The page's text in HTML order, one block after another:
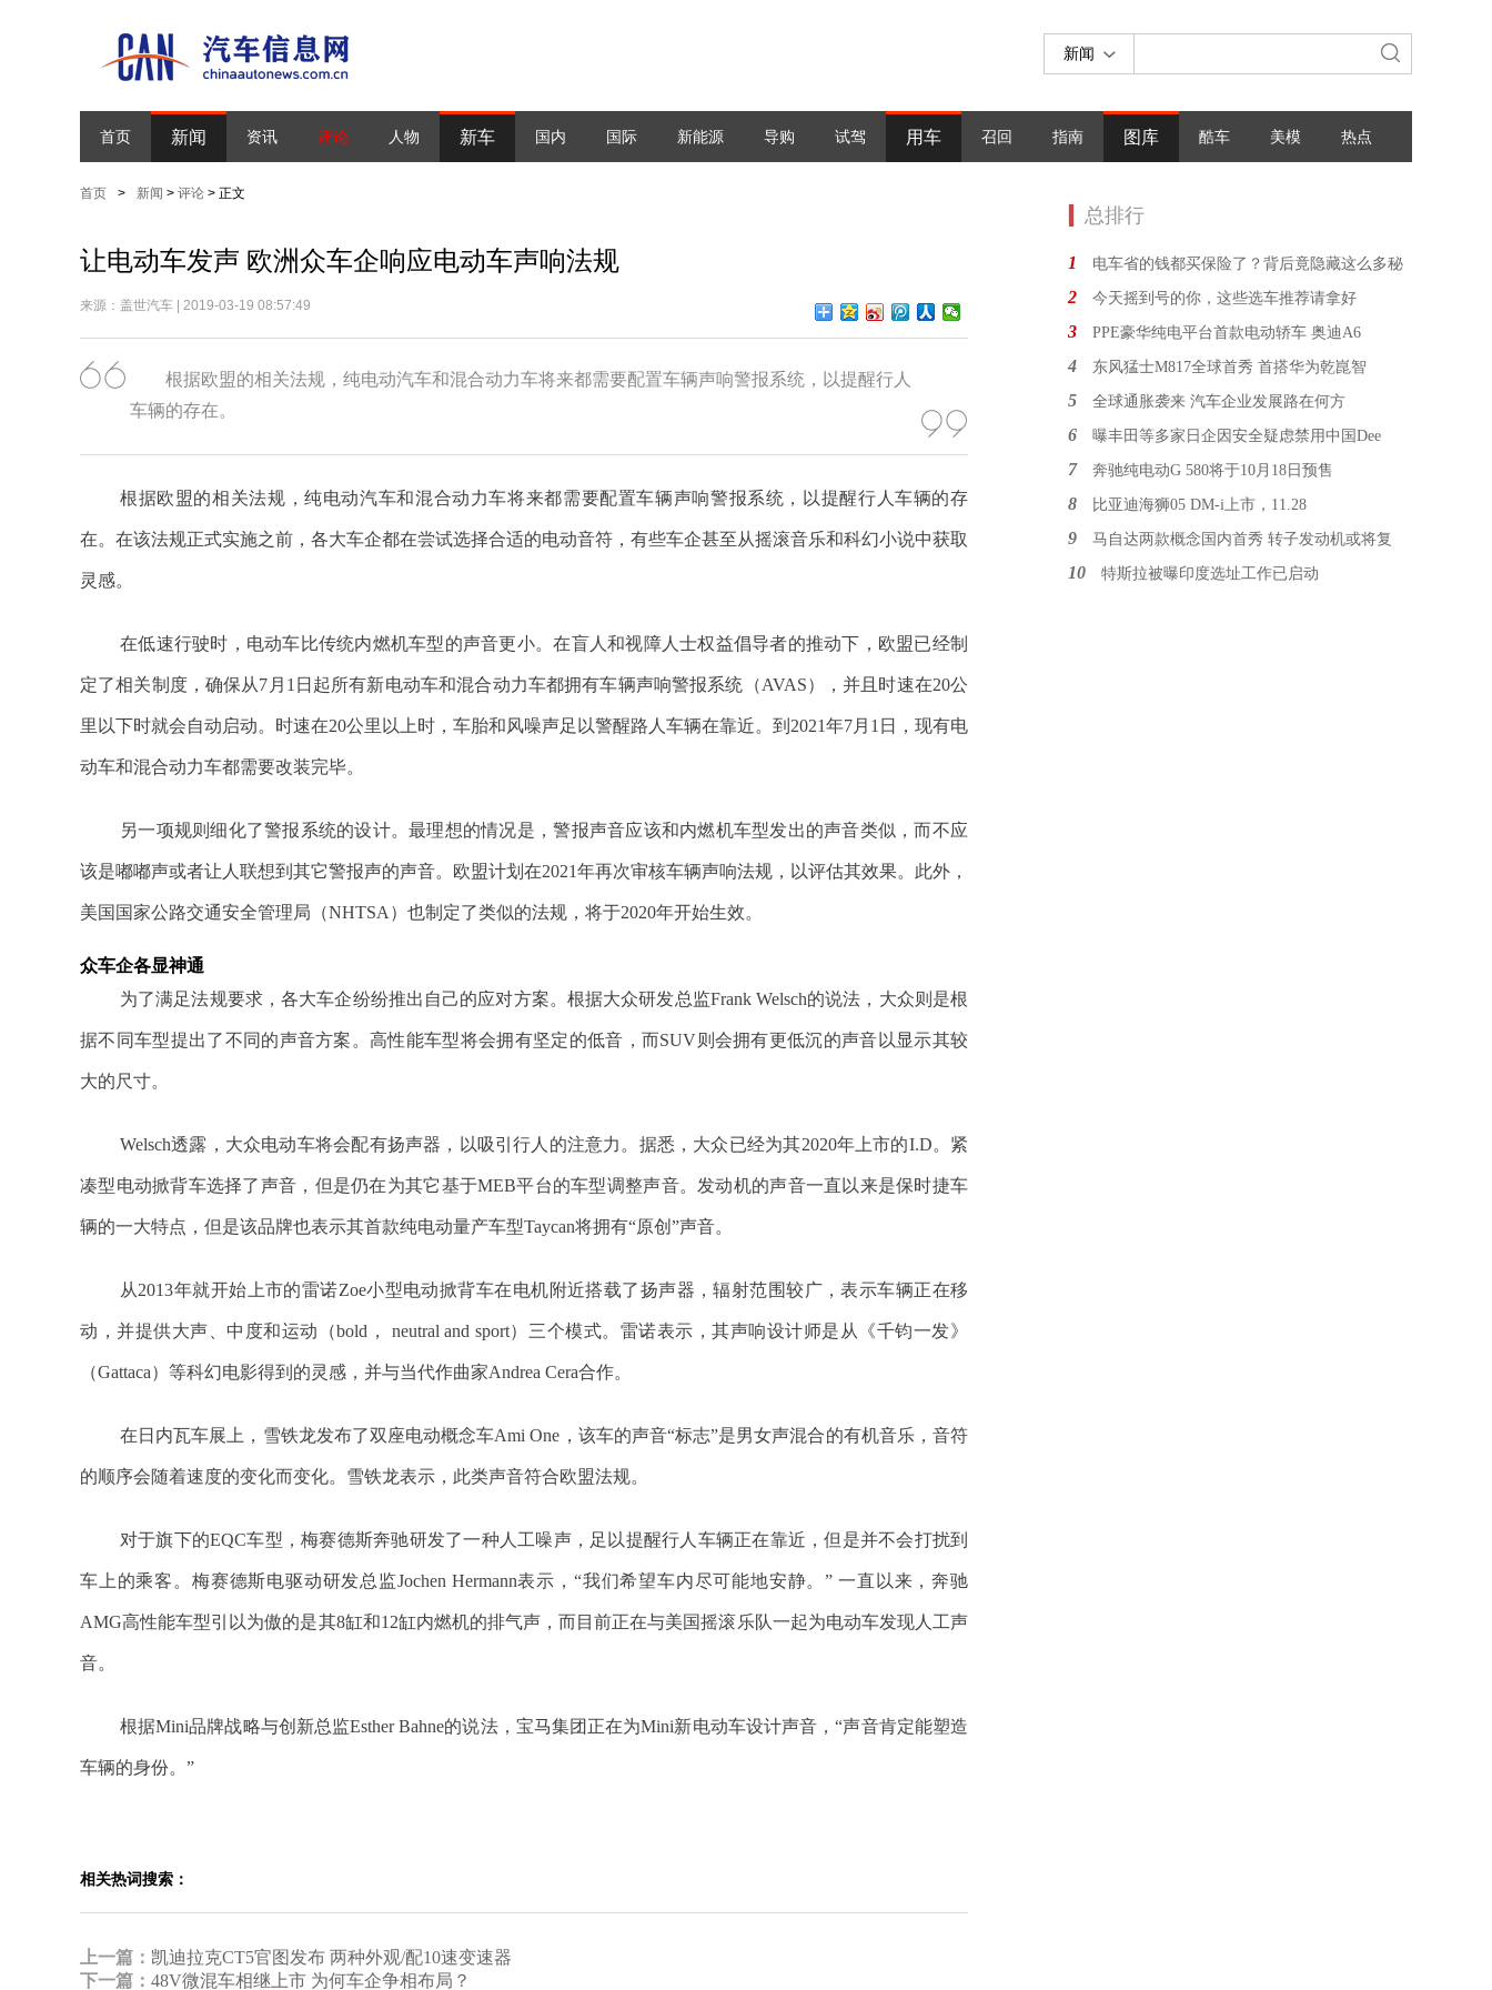
新闻
首页 新闻 资讯 评论 人物 新车 国内 国际 新能源 导购 试驾 用车 召回 指南 图库 酷车 美模 热点
首页 > 新闻 > 评论 > 正文
让电动车发声 欧洲众车企响应电动车声响法规
来源：盖世汽车 | 2019-03-19 08:57:49
根据欧盟的相关法规，纯电动汽车和混合动力车将来都需要配置车辆声响警报系统，以提醒行人
车辆的存在。
根据欧盟的相关法规，纯电动汽车和混合动力车将来都需要配置车辆声响警报系统，以提醒行人车辆的存
在。在该法规正式实施之前，各大车企都在尝试选择合适的电动音符，有些车企甚至从摇滚音乐和科幻小说中获取
灵感。
在低速行驶时，电动车比传统内燃机车型的声音更小。在盲人和视障人士权益倡导者的推动下，欧盟已经制
定了相关制度，确保从7月1日起所有新电动车和混合动力车都拥有车辆声响警报系统（AVAS），并且时速在20公
里以下时就会自动启动。时速在20公里以上时，车胎和风噪声足以警醒路人车辆在靠近。到2021年7月1日，现有电
动车和混合动力车都需要改装完毕。
另一项规则细化了警报系统的设计。最理想的情况是，警报声音应该和内燃机车型发出的声音类似，而不应
该是嘟嘟声或者让人联想到其它警报声的声音。欧盟计划在2021年再次审核车辆声响法规，以评估其效果。此外，
美国国家公路交通安全管理局（NHTSA）也制定了类似的法规，将于2020年开始生效。
众车企各显神通
为了满足法规要求，各大车企纷纷推出自己的应对方案。根据大众研发总监Frank Welsch的说法，大众则是根
据不同车型提出了不同的声音方案。高性能车型将会拥有坚定的低音，而SUV则会拥有更低沉的声音以显示其较
大的尺寸。
Welsch透露，大众电动车将会配有扬声器，以吸引行人的注意力。据悉，大众已经为其2020年上市的I.D。紧
凑型电动掀背车选择了声音，但是仍在为其它基于MEB平台的车型调整声音。发动机的声音一直以来是保时捷车
辆的一大特点，但是该品牌也表示其首款纯电动量产车型Taycan将拥有“原创”声音。
从2013年就开始上市的雷诺Zoe小型电动掀背车在电机附近搭载了扬声器，辐射范围较广，表示车辆正在移
动，并提供大声、中度和运动（bold， neutral and sport）三个模式。雷诺表示，其声响设计师是从《千钧一发》
（Gattaca）等科幻电影得到的灵感，并与当代作曲家Andrea Cera合作。
在日内瓦车展上，雪铁龙发布了双座电动概念车Ami One，该车的声音“标志”是男女声混合的有机音乐，音符
的顺序会随着速度的变化而变化。雪铁龙表示，此类声音符合欧盟法规。
对于旗下的EQC车型，梅赛德斯奔驰研发了一种人工噪声，足以提醒行人车辆正在靠近，但是并不会打扰到
车上的乘客。梅赛德斯电驱动研发总监Jochen Hermann表示，“我们希望车内尽可能地安静。” 一直以来，奔驰
AMG高性能车型引以为傲的是其8缸和12缸内燃机的排气声，而目前正在与美国摇滚乐队一起为电动车发现人工声
音。
根据Mini品牌战略与创新总监Esther Bahne的说法，宝马集团正在为Mini新电动车设计声音，“声音肯定能塑造
车辆的身份。”
相关热词搜索：
上一篇： 凯迪拉克CT5官图发布 两种外观/配10速变速器
下一篇： 48V微混车相继上市 为何车企争相布局？
总排行
1 电车省的钱都买保险了？背后竟隐藏这么多秘
2 今天摇到号的你，这些选车推荐请拿好
3 PPE豪华纯电平台首款电动轿车 奥迪A6
4 东风猛士M817全球首秀 首搭华为乾崑智
5 全球通胀袭来 汽车企业发展路在何方
6 曝丰田等多家日企因安全疑虑禁用中国Dee
7 奔驰纯电动G 580将于10月18日预售
8 比亚迪海狮05 DM-i上市，11.28
9 马自达两款概念国内首秀 转子发动机或将复
10 特斯拉被曝印度选址工作已启动